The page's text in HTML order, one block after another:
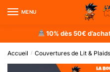
MENU
10% dès 50€
Accueil / Couvertures de Lit &